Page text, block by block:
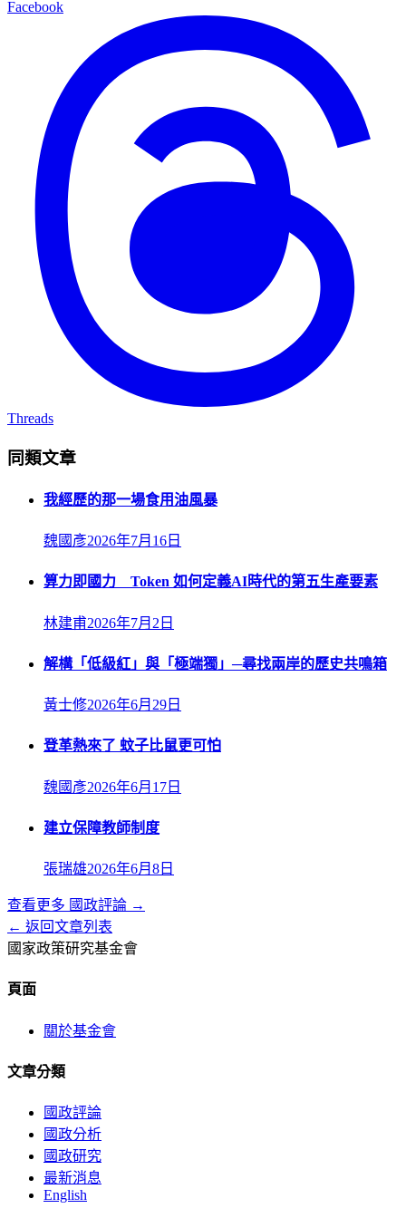
Facebook
Threads
同類文章
我經歷的那一場食用油風暴
魏國彥2026年7月16日
算力即國力 Token 如何定義AI時代的第五生產要素
林建甫2026年7月2日
解構「低級紅」與「極端獨」─尋找兩岸的歷史共鳴箱
黃士修2026年6月29日
登革熱來了 蚊子比鼠更可怕
魏國彥2026年6月17日
建立保障教師制度
張瑞雄2026年6月8日
查看更多 國政評論 →
← 返回文章列表
國家政策研究基金會
頁面
關於基金會
文章分類
國政評論
國政分析
國政研究
最新消息
English